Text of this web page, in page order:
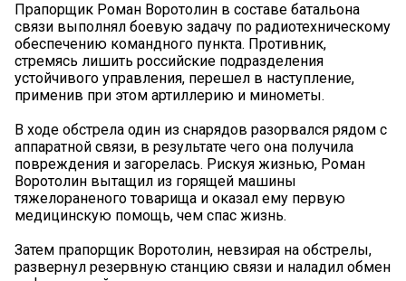
Прапорщик Роман Воротолин в составе батальона
связи выполнял боевую задачу по радиотехническому
обеспечению командного пункта. Противник,
стремясь лишить российские подразделения
устойчивого управления, перешел в наступление,
применив при этом артиллерию и минометы.
В ходе обстрела один из снарядов разорвался рядом с
аппаратной связи, в результате чего она получила
повреждения и загорелась. Рискуя жизнью, Роман
Воротолин вытащил из горящей машины
тяжелораненого товарища и оказал ему первую
медицинскую помощь, чем спас жизнь.
Затем прапорщик Воротолин, невзирая на обстрелы,
развернул резервную станцию связи и наладил обмен